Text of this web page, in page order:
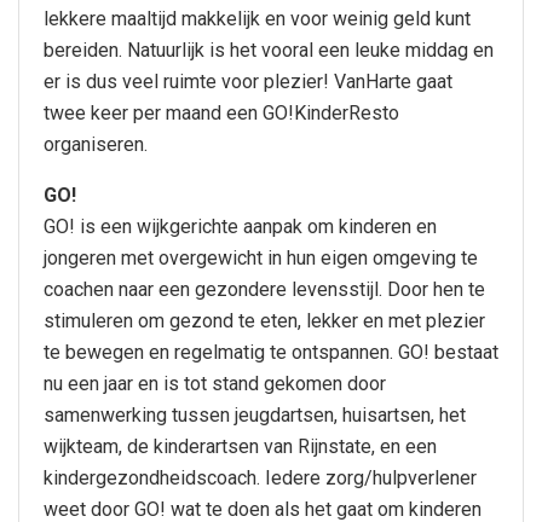
lekkere maaltijd makkelijk en voor weinig geld kunt
bereiden. Natuurlijk is het vooral een leuke middag en
er is dus veel ruimte voor plezier! VanHarte gaat
twee keer per maand een GO!KinderResto
organiseren.
GO!
GO! is een wijkgerichte aanpak om kinderen en
jongeren met overgewicht in hun eigen omgeving te
coachen naar een gezondere levensstijl. Door hen te
stimuleren om gezond te eten, lekker en met plezier
te bewegen en regelmatig te ontspannen. GO! bestaat
nu een jaar en is tot stand gekomen door
samenwerking tussen jeugdartsen, huisartsen, het
wijkteam, de kinderartsen van Rijnstate, en een
kindergezondheidscoach. Iedere zorg/hulpverlener
weet door GO! wat te doen als het gaat om kinderen